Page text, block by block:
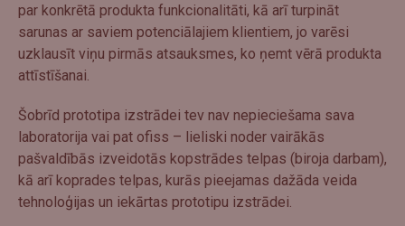
par konkrētā produkta funkcionalitāti, kā arī turpināt
sarunas ar saviem potenciālajiem klientiem, jo varēsi
uzklausīt viņu pirmās atsauksmes, ko ņemt vērā produkta
attīstīšanai.
Šobrīd prototipa izstrādei tev nav nepieciešama sava
laboratorija vai pat ofiss – lieliski noder vairākās
pašvaldībās izveidotās kopstrādes telpas (biroja darbam),
kā arī koprades telpas, kurās pieejamas dažāda veida
tehnoloģijas un iekārtas prototipu izstrādei.